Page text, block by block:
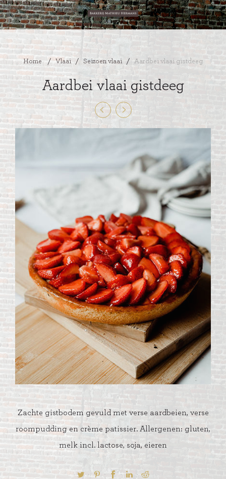
Home / Vlaai / Seizoen vlaai / Aardbei vlaai gistdeeg
Aardbei vlaai gistdeeg
Zachte gistbodem gevuld met verse aardbeien, verse
roompudding en crème patissier. Allergenen: gluten,
melk incl. lactose, soja, eieren